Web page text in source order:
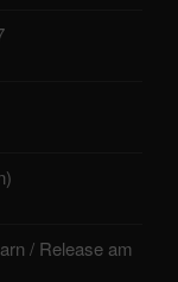
/ Release am